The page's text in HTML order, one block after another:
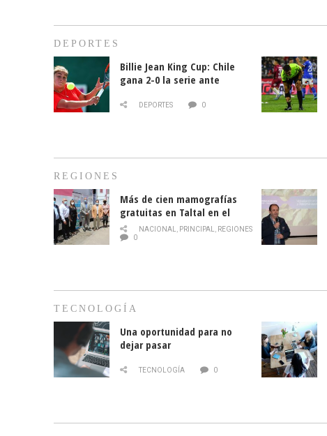
DEPORTES
Billie Jean King Cup: Chile
gana 2-0 la serie ante
DEPORTES 0
REGIONES
Más de cien mamografías
gratuitas en Taltal en el
mes de la prevención del
cáncer de mama
NACIONAL, PRINCIPAL, REGIONES
0
TECNOLOGÍA
Una oportunidad para no
dejar pasar
TECNOLOGÍA 0